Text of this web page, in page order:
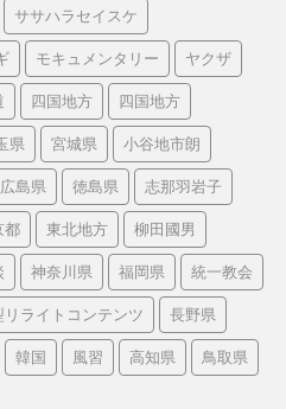
ササハラセイスケ
モキュメンタリー ヤクザ
四国地方 四国地方
県 宮城県 小谷地市朗
広島県 徳島県 志那羽岩子
都 東北地方 柳田國男
神奈川県 福岡県 統一教会
リライトコンテンツ 長野県
韓国 風習 高知県 鳥取県